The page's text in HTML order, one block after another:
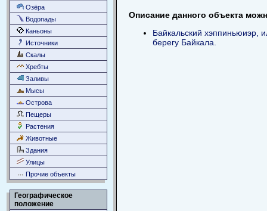
Озёра
Водопады
Каньоны
Источники
Скалы
Хребты
Заливы
Мысы
Острова
Пещеры
Растения
Животные
Здания
Улицы
Прочие объекты
Географическое
положение
Описание данного объекта
Байкальский хэппиньюиэр,
берегу Байкала.